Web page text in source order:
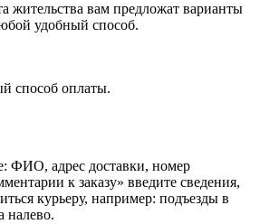
жительства вам предложат варианты
удобный способ.
способ оплаты.
ФИО, адрес доставки, номер
к заказу» введите сведения,
курьеру, например: подъезды в
налево.